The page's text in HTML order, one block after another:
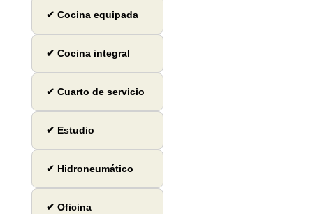
✔ Cocina equipada
✔ Cocina integral
✔ Cuarto de servicio
✔ Estudio
✔ Hidroneumático
✔ Oficina